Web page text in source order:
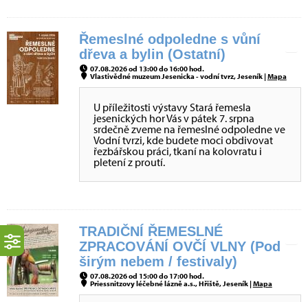
Řemeslné odpoledne s vůní
dřeva a bylin (Ostatní)
07.08.2026 od 13:00 do 16:00 hod.
Vlastivědné muzeum Jesenicka - vodní tvrz, Jeseník |Mapa
U příležitosti výstavy Stará řemesla
jesenických hor Vás v pátek 7. srpna
srdečně zveme na řemeslné odpoledne ve
Vodní tvrzi, kde budete moci obdivovat
řezbářskou práci, tkaní na kolovratu i
pletení z proutí.
TRADIČNÍ ŘEMESLNÉ
ZPRACOVÁNÍ OVČÍ VLNY (Pod
širým nebem / festivaly)
07.08.2026 od 15:00 do 17:00 hod.
Priessnitzovy léčebné lázně a.s., Hřiště, Jeseník |Mapa